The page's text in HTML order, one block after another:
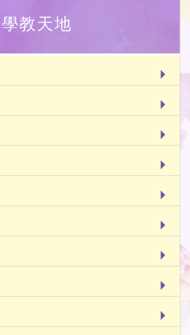
學教天地